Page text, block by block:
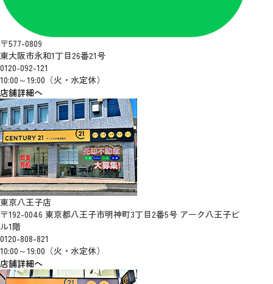
〒577-0809
東大阪市永和1丁目26番21号
0120-092-121
10:00～19:00（火・水定休）
店舗詳細へ
東京八王子店
〒192-0046 東京都八王子市明神町3丁目2番5号 アーク八王子ビ
ル1階
0120-808-821
10:00～19:00（火・水定休）
店舗詳細へ